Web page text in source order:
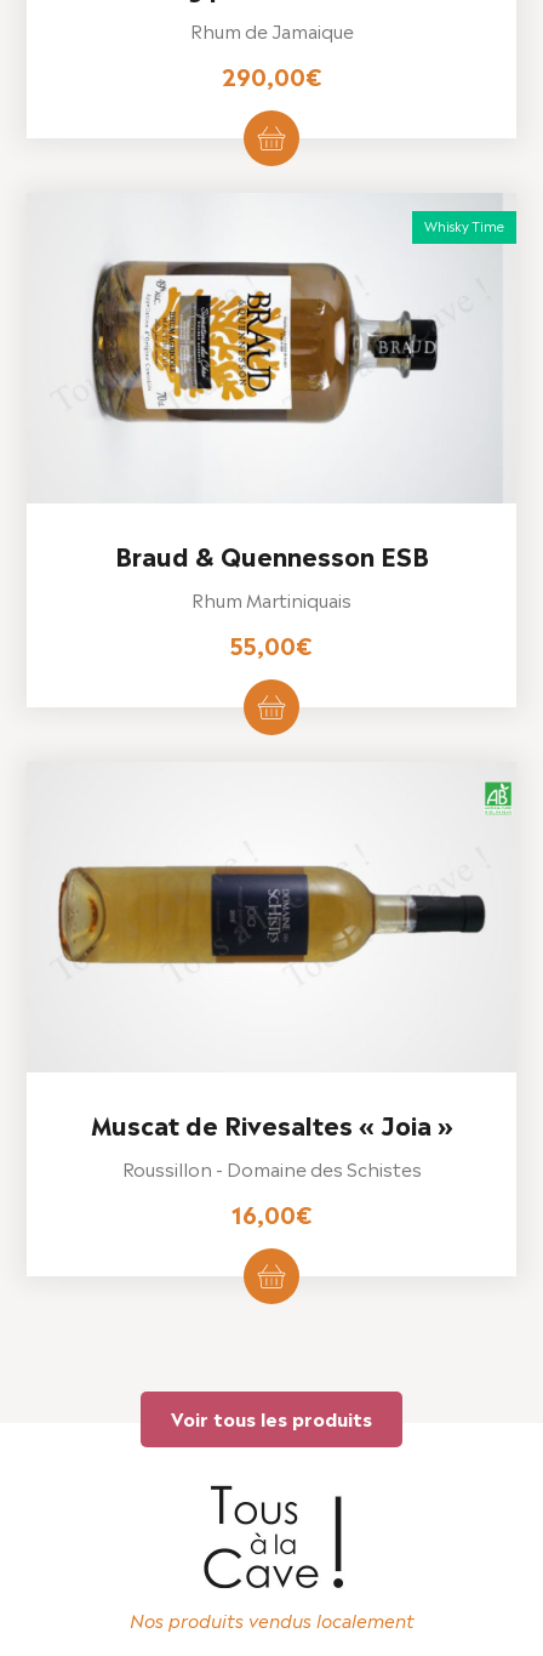
Rhum de Jamaique
290,00€
Whisky Time
Braud & Quennesson ESB
Rhum Martiniquais
55,00€
Muscat de Rivesaltes « Joia »
Roussillon - Domaine des Schistes
16,00€
Voir tous les produits
Nos produits vendus localement